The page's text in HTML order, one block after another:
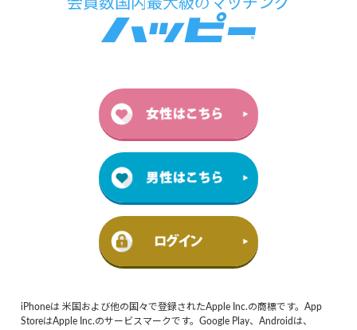
iPhoneは 米国および他の国々で登録されたApple Inc.の商標です。App
StoreはApple Inc.のサービスマークです。Google Play、Androidは、